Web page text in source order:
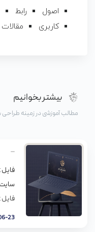
اصول رابط
کاربری
بیشتر بخوانیم
مطالب آموزشی در زمینه طراحی
23